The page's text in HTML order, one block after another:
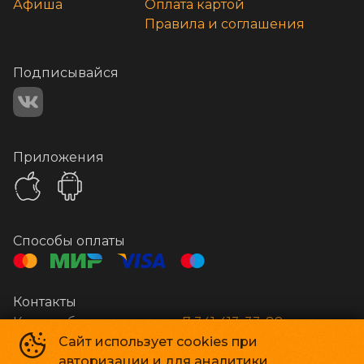
Сайт использует cookies при
Афиша
Оплата картой
Правила и соглашения
Подписывайся
Приложения
Способы оплаты
Контакты
Касса и бронирование +7 341 413-33-88